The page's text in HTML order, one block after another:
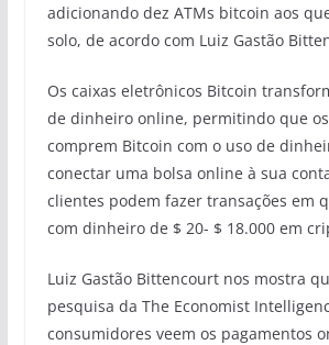
adicionando dez ATMs bitcoin aos
solo, de acordo com Luiz Gastão
Os caixas eletrônicos Bitcoin
de dinheiro online, permitindo que
comprem Bitcoin com o uso de
conectar uma bolsa online à sua
clientes podem fazer transações em
com dinheiro de $ 20- $ 18.000 em
Luiz Gastão Bittencourt nos mostra
pesquisa da The Economist
consumidores veem os pagamentos